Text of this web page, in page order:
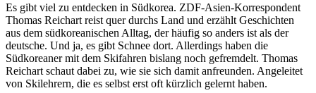
Es gibt viel zu entdecken in Südkorea. ZDF-Asien-Korrespondent
Thomas Reichart reist quer durchs Land und erzählt Geschichten
aus dem südkoreanischen Alltag, der häufig so anders ist als der
deutsche. Und ja, es gibt Schnee dort. Allerdings haben die
Südkoreaner mit dem Skifahren bislang noch gefremdelt. Thomas
Reichart schaut dabei zu, wie sie sich damit anfreunden. Angeleitet
von Skilehrern, die es selbst erst oft kürzlich gelernt haben.